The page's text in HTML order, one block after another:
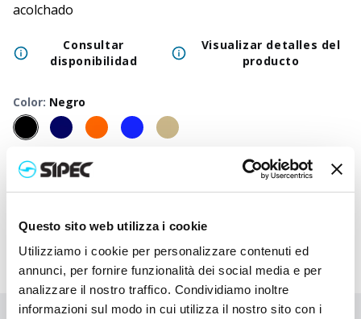
Questo sito web utilizza i cookie
Utilizziamo i cookie per personalizzare contenuti ed
annunci, per fornire funzionalità dei social media e per
analizzare il nostro traffico. Condividiamo inoltre
informazioni sul modo in cui utilizza il nostro sito con i
acolchado
Consultar
disponibilidad
Visualizar detalles del
producto
Color: Negro
50+ 1000+ 2500
5,250€ 5,250€ 5,250€ 5,250€ 5,250€ 5,250€